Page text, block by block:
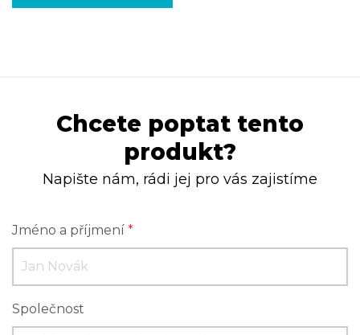
Chcete poptat tento
produkt?
Napište nám, rádi jej pro vás zajistíme
Jméno a příjmení *
Společnost